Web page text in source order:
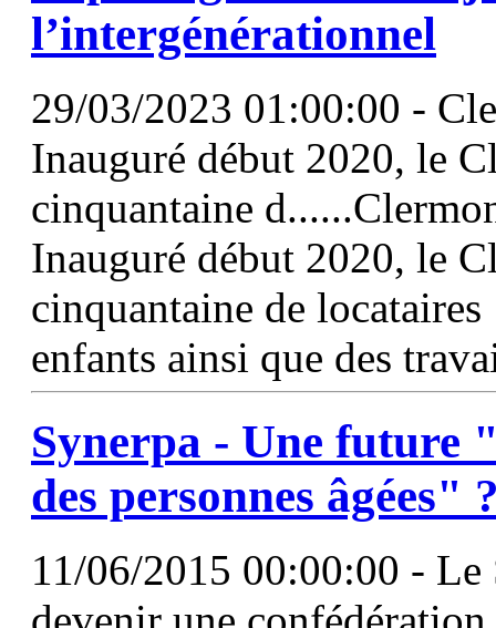
l’intergénérationnel
29/03/2023 01:00:00 -
Inauguré début 2020, le
cinquantaine
Inauguré début 2020, le
cinquantaine de
enfants ainsi que des
Synerpa - Une future
des personnes âgées"
11/06/2015 00:00:00 -